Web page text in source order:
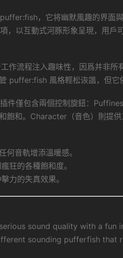
，它将幽默風趣的界面
，以互動式河豚形象呈現，用戶
作流程注入趣味性，因爲并非所
puffer:fish 風格輕松诙諧，但它
件僅包含兩個控制旋鈕：
飽和。Character（音色）則提
音軌增添溫暖感。
狂的各種飽和度。
力的失真效果。
sound quality with a fun
sounding pufferfish that